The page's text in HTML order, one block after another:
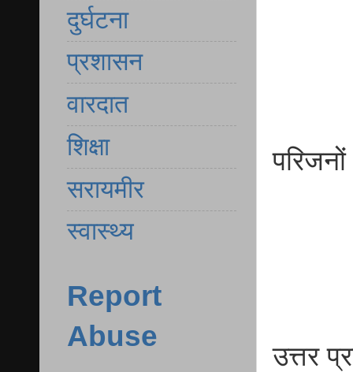
उत्तर
दुर्घटना
प्रशासन
वारदात
शिक्षा
सरायमीर
स्वास्थ्य
Report
Abuse